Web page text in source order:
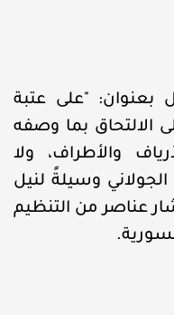
بعنوان: "على عتبة
الالتحاق بما وصفه
والأطراف، ولا
وسيلةً لنيل
عناصر من التنظيم